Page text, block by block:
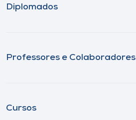
Diplomados
Professores e Colaboradores
Cursos